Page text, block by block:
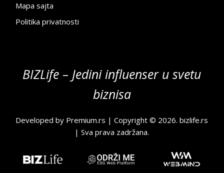
Mapa sajta
Politika privatnosti
BIZLife – Jedini influenser u svetu
biznisa
Developed by Premium.rs | Copyright © 2026.bizlife.rs
| Sva prava zadržana.